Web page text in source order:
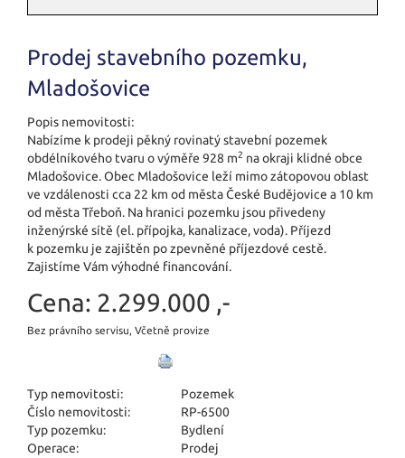
Prodej stavebního pozemku,
Mladošovice
Popis nemovitosti:
Nabízíme k prodeji pěkný rovinatý stavební pozemek
obdélníkového tvaru o výměře 928 m2 na okraji klidné obce
Mladošovice. Obec Mladošovice leží mimo zátopovou oblast
ve vzdálenosti cca 22 km od města České Budějovice a 10 km
od města Třeboň. Na hranici pozemku jsou přivedeny
inženýrské sítě (el. přípojka, kanalizace, voda). Příjezd
k pozemku je zajištěn po zpevněné příjezdové cestě.
Zajistíme Vám výhodné financování.
Cena: 2.299.000 ,-
Bez právního servisu, Včetně provize
Typ nemovitosti:
Pozemek
Číslo nemovitosti:
RP-6500
Typ pozemku:
Bydlení
Operace:
Prodej